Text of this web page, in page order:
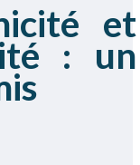
et
: un